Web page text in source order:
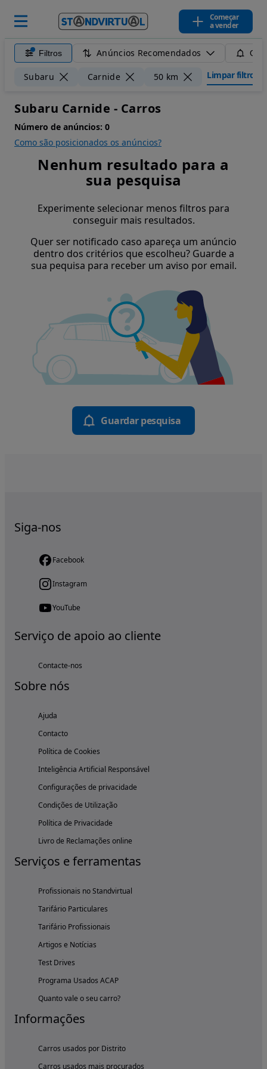
Começar
a vender
Filtros Anúncios Recomendados
Subaru Carnide 50 km Limpar filtros
Subaru Carnide - Carros
Número de anúncios: 0
Como são posicionados os anúncios?
Nenhum resultado para a
sua pesquisa
Experimente selecionar menos filtros para
conseguir mais resultados.
Quer ser notificado caso apareça um anúncio
dentro dos critérios que escolheu? Guarde a
sua pequisa para receber um aviso por email.
Guardar pesquisa
Siga-nos
Facebook
Instagram
YouTube
Serviço de apoio ao cliente
Contacte-nos
Sobre nós
Ajuda
Contacto
Política de Cookies
Inteligência Artificial Responsável
Configurações de privacidade
Condições de Utilização
Política de Privacidade
Livro de Reclamações online
Serviços e ferramentas
Profissionais no Standvirtual
Tarifário Particulares
Tarifário Profissionais
Artigos e Notícias
Test Drives
Programa Usados ACAP
Quanto vale o seu carro?
Informações
Carros usados por Distrito
Carros usados mais procurados